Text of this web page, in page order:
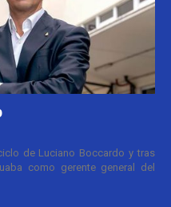
de Luciano Boccardo y tras
como gerente general del